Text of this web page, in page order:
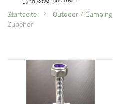
Startseite Outdoor / Camping
Zubehör